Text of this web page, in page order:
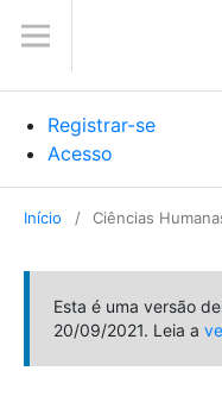
Registrar-se
Acesso
Início / Ciências
Esta é uma versão
20/09/2021. Leia a